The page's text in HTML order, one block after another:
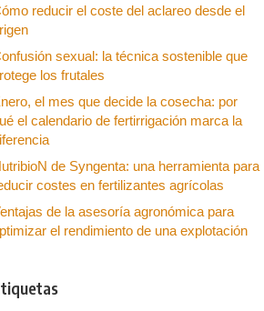
reducir el coste del aclareo desde el
sexual: la técnica sostenible que
los frutales
el mes que decide la cosecha: por
el calendario de fertirrigación marca la
de Syngenta: una herramienta para
costes en fertilizantes agrícolas
de la asesoría agronómica para
el rendimiento de una explotación